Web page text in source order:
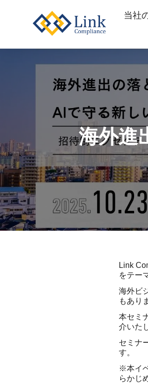
当社
海外進
Link
をテー
海外ビ
もあり
本セミ
介いた
セミナ
す。
※本イ
らかじ